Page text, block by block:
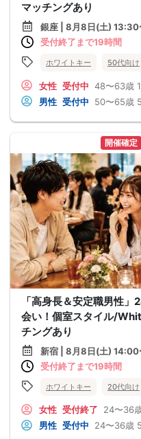
マッチングあり
銀座 | 8月8日(土) 13:30
受付終了まで19時間
ホワイトキー 50代向け
女性 受付中 48〜63歳
男性 受付中 50〜65歳
開催確定
「高身長＆安定職男性
会い！個室スタイル/
チングあり
新宿 | 8月8日(土) 14:00
受付終了まで19時間
ホワイトキー 20代向け
女性 受付終了 24〜36
男性 受付中 24〜36歳